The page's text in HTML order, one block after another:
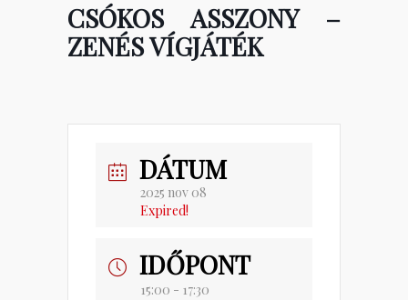
CSÓKOS ASSZONY –
ZENÉS VÍGJÁTÉK
DÁTUM
2025 nov 08
Expired!
IDŐPONT
15:00 - 17:30